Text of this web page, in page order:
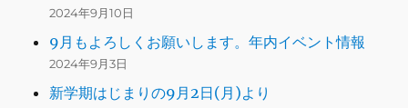
2024年9月10日
9月もよろしくお願いします。年内イベント情報
2024年9月3日
新学期はじまりの9月2日(月)より